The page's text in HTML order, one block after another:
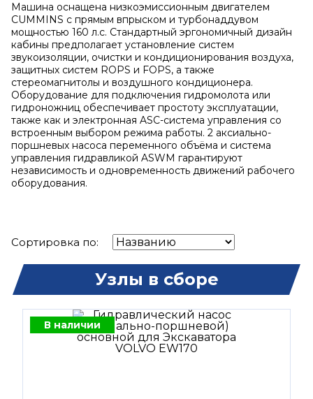
Машина оснащена низкоэмиссионным двигателем
CUMMINS с прямым впрыском и турбонаддувом
мощностью 160 л.с. Стандартный эргономичный дизайн
кабины предполагает установление систем
звукоизоляции, очистки и кондиционирования воздуха,
защитных систем ROPS и FOPS, а также
стереомагнитолы и воздушного кондиционера.
Оборудование для подключения гидромолота или
гидроножниц обеспечивает простоту эксплуатации,
также как и электронная ASC-система управления со
встроенным выбором режима работы. 2 аксиально-
поршневых насоса переменного объёма и система
управления гидравликой ASWM гарантируют
независимость и одновременность движений рабочего
оборудования.
Сортировка по:
Узлы в сборе
В наличии